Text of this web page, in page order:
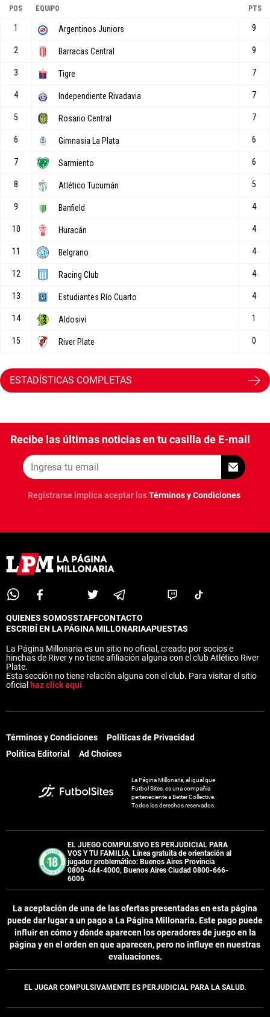
ESTADÍSTICAS COMPLETAS
Recibe las últimas noticias en tu casilla de E-mail
Registrarse implica aceptar losTérminos y Condiciones
QUIENES SOMOSSTAFFCONTACTO
ESCRIBÍ EN LA PÁGINA MILLONARIAAPUESTAS
La Página Millonaria es un sitio no oficial, creado por socios e
hinchas de River y no tiene afiliación alguna con el club Atlético River
Plate.
Esta sección no tiene relación alguna con el club. Para visitar el sitio
oficial haz click aquí
Términos y Condiciones
Políticas de Privacidad
Política Editorial
Ad Choices
La Página Millonaria, al igual que
Futbol Sites, es una compañía
perteneciente a Better Collective.
Todos los derechos reservados.
EL JUEGO COMPULSIVO ES PERJUDICIAL PARA
VOS Y TU FAMILIA, Línea gratuita de orientación al
jugador problemático: Buenos Aires Provincia
0800-444-4000, Buenos Aires Ciudad 0800-666-
6006
La aceptación de una de las ofertas presentadas en esta página
puede dar lugar a un pago a La Página Millonaria. Este pago puede
influir en cómo y dónde aparecen los operadores de juego en la
página y en el orden en que aparecen, pero no influye en nuestras
evaluaciones.
EL JUGAR COMPULSIVAMENTE ES PERJUDICIAL PARA LA SALUD.